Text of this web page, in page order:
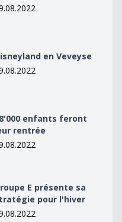
en Veveyse
leur rentrée
enfants feront
rentrée
pour l&#039;hiver
E présente sa
pour l'hiver